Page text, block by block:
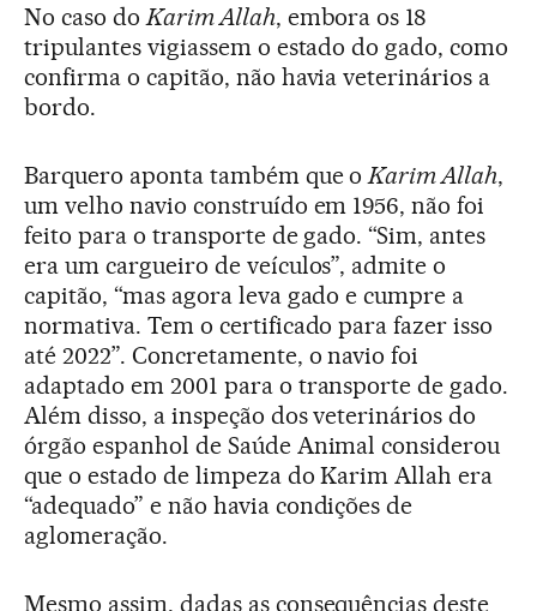
No caso doKarim Allah, embora os 18
tripulantes vigiassem o estado do gado, como
confirma o capitão, não havia veterinários a
bordo.
Barquero aponta também que oKarim Allah,
um velho navio construído em 1956, não foi
feito para o transporte de gado. “Sim, antes
era um cargueiro de veículos”, admite o
capitão, “mas agora leva gado e cumpre a
normativa. Tem o certificado para fazer isso
até 2022”. Concretamente, o navio foi
adaptado em 2001 para o transporte de gado.
Além disso, a inspeção dos veterinários do
órgão espanhol de Saúde Animal considerou
que o estado de limpeza do Karim Allah era
“adequado” e não havia condições de
aglomeração.
Mesmo assim, dadas as consequências deste